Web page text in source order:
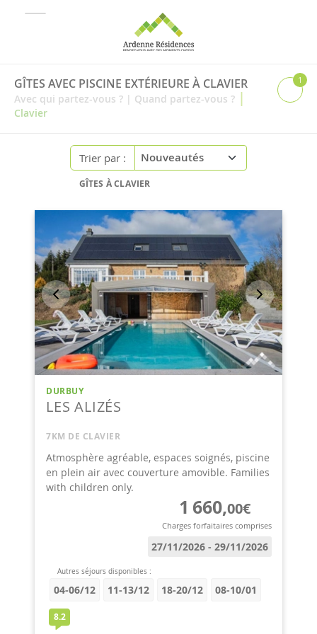
GÎTES AVEC PISCINE EXTÉRIEURE À CLAVIER
Avec qui partez-vous ? | Quand partez-vous ? |
Clavier
1
Trier par :
GÎTES À CLAVIER